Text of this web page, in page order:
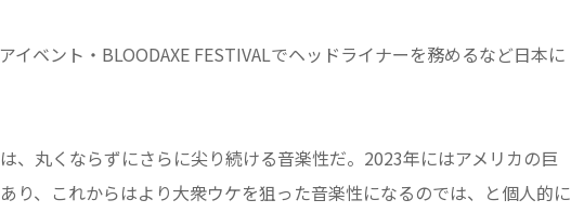
ベント・BLOODAXE FESTIVALでヘッドライナーを務めるなど日本に
、丸くならずにさらに尖り続ける音楽性だ。2023年にはアメリカの巨
り、これからはより大衆ウケを狙った音楽性になるのでは、と個人的に